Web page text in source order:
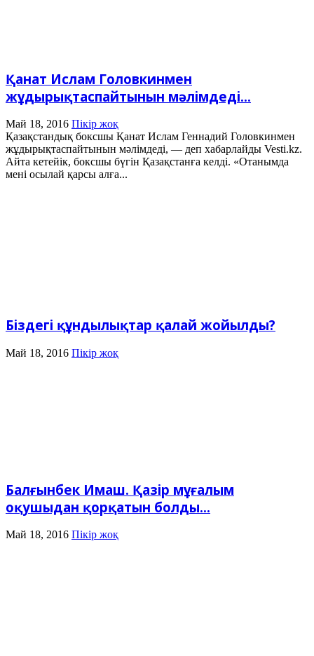
Қанат Ислам Головкинмен
жұдырықтаспайтынын мәлімдеді...
Май 18, 2016 Пікір жоқ
Қазақстандық боксшы Қанат Ислам Геннадий Головкинмен
жұдырықтаспайтынын мәлімдеді, — деп хабарлайды Vesti.kz.
Айта кетейік, боксшы бүгін Қазақстанға келді. «Отанымда
мені осылай қарсы алға...
Біздегі құндылықтар қалай жойылды?
Май 18, 2016 Пікір жоқ
Балғынбек Имаш. Қазір мұғалым
оқушыдан қорқатын болды...
Май 18, 2016 Пікір жоқ